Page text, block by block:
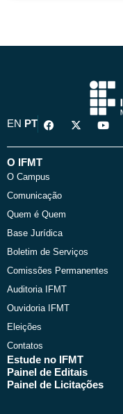
EN PT
F
a
e
o
k
X
-
w
Y
o
t
O IFMT
O Campus
Comunicação
Quem é Quem
Base Jurídica
Boletim de Serviços
Comissões Permanentes
Auditoria IFMT
Ouvidoria IFMT
Eleições
Contatos
Estude no IFMT
Painel de Editais
Painel de Licitações